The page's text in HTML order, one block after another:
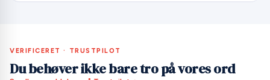
VERIFICERET · TRUSTPILOT
Du behøver ikke bare tro på vores ord